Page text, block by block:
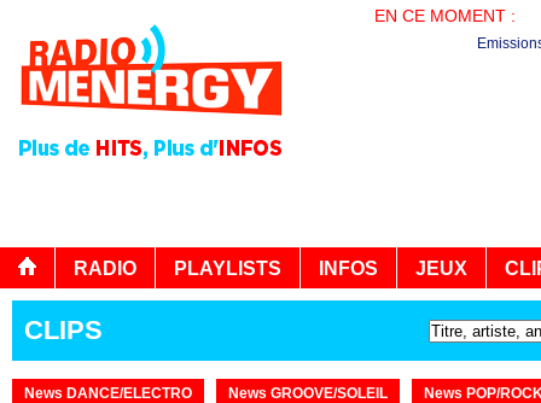
EN CE MOMENT :
RADIO PLAYLISTS INFOS JEUX
CLIPS
News DANCE/ELECTRO News GROOVE/SOLEIL
News POP/